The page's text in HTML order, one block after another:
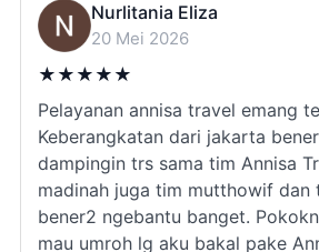
Nurlitania Eliza
20 Mei 2026
★ ★ ★ ★ ★
Pelayanan annisa travel emang
Keberangkatan dari jakarta
dampingin trs sama tim Annisa
madinah juga tim mutthowif dan
bener2 ngebantu banget.
mau umroh lg aku bakal pake